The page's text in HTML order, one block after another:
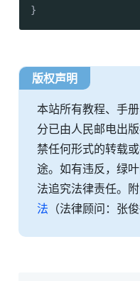
版权声明
本站所有教程、手
分已由人民邮电出
禁任何形式的转载
途。如有违反，绿
法追究法律责任。附
法 （法律顾问：张